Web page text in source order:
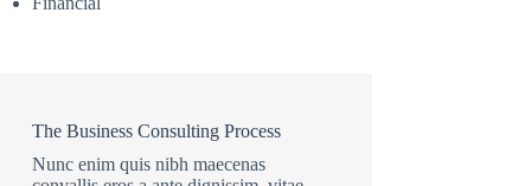
The Business Consulting Process
Nunc enim quis nibh maecenas